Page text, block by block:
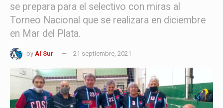
se prepara para el selectivo con miras al
Torneo Nacional que se realizara en diciembre
en Mar del Plata.
by Al Sur 21 septiembre, 2021